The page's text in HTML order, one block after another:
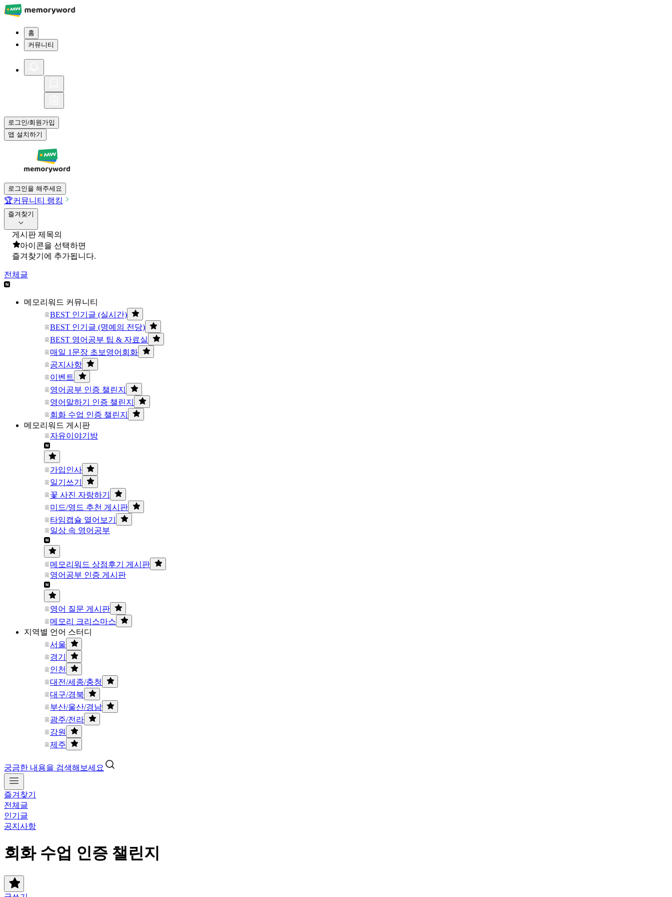
홈
커뮤니티
로그인/회원가입
앱 설치하기
로그인을 해주세요
🏆커뮤니티 랭킹
즐겨찾기
게시판 제목의
아이콘을 선택하면
즐겨찾기에 추가됩니다.
전체글
메모리워드 커뮤니티
BEST 인기글 (실시간)
BEST 인기글 (명예의 전당)
BEST 영어공부 팁 & 자료실
매일 1문장 초보영어회화
공지사항
이벤트
영어공부 인증 챌린지
영어말하기 인증 챌린지
회화 수업 인증 챌린지
메모리워드 게시판
자유이야기방
가입인사
일기쓰기
꽃 사진 자랑하기
미드/영드 추천 게시판
타임캡슐 열어보기
일상 속 영어공부
메모리워드 상점후기 게시판
영어공부 인증 게시판
영어 질문 게시판
메모리 크리스마스
지역별 언어 스터디
서울
경기
인천
대전/세종/충청
대구/경북
부산/울산/경남
광주/전라
강원
제주
궁금한 내용을 검색해보세요
즐겨찾기
전체글
인기글
공지사항
회화 수업 인증 챌린지